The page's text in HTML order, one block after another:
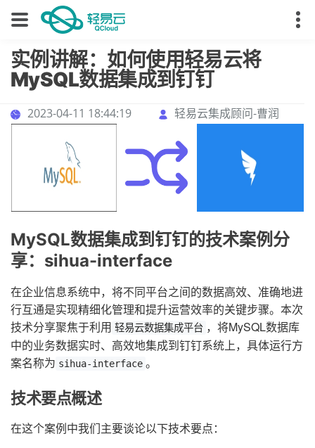
实例讲解：如何使用轻易云将
MySQL数据集成到钉钉
2023-04-11 18:44:19 轻易云集成顾问-曹润
MySQL数据集成到钉钉的技术案例分
享：sihua-interface
在企业信息系统中，将不同平台之间的数据高效、准确地进
行互通是实现精细化管理和提升运营效率的关键步骤。本次
技术分享聚焦于利用 轻易云数据集成平台 ，将MySQL数据库
中的业务数据实时、高效地集成到钉钉系统上，具体运行方
案名称为 sihua-interface 。
技术要点概述
在这个案例中我们主要谈论以下技术要点：